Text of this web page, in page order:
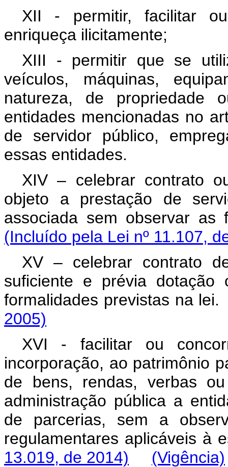
XII - permitir, facilitar
enriqueça ilicitamente;
XIII - permitir que se
veículos, máquinas,
natureza, de propriedade
entidades mencionadas no
de servidor público,
essas entidades.
XIV – celebrar contrato
objeto a prestação de
associada sem observar
(Incluído pela Lei nº 11.107,
XV – celebrar contrato
suficiente e prévia dotação
formalidades previstas
2005)
XVI - facilitar ou
incorporação, ao patrimônio
de bens, rendas, verbas
administração pública a
de parcerias, sem a
regulamentares
13.019, de 2014)
(Vigência)